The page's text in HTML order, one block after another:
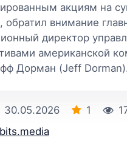
акциям на
обратил внимание
директор
американской
Дорман (Jeff
30.05.2026 1
bits.media